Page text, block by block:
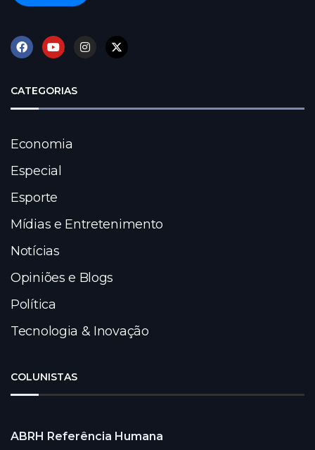
CATEGORIAS
Economia
Especial
Esporte
Mídias e Entretenimento
Notícias
Opiniões e Blogs
Política
Tecnologia & Inovação
COLUNISTAS
ABRH Referência Humana